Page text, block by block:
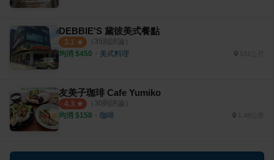
DEBBIE'S 黛彼美式餐點
3.1 （ 35則評論）
均消 $450 ・ 美式料理 531公尺
友美子珈琲 Cafe Yumiko
4.3 （ 30則評論）
均消 $158 ・ 咖啡 1.48公里